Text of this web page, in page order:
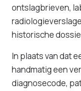
ontslagbrieven,
historische
In plaats van dat
handmatig een
diagnosecode,